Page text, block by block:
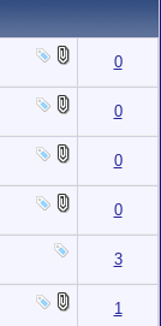
0
0
0
0
3
1